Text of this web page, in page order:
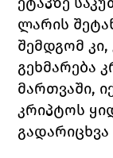
ლარის
შემდგომ
გეხმარება
მართვაში,
კრიპტოს